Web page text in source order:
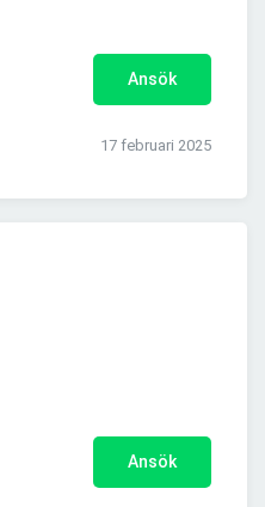
Ansök
17 februari 2025
Ansök